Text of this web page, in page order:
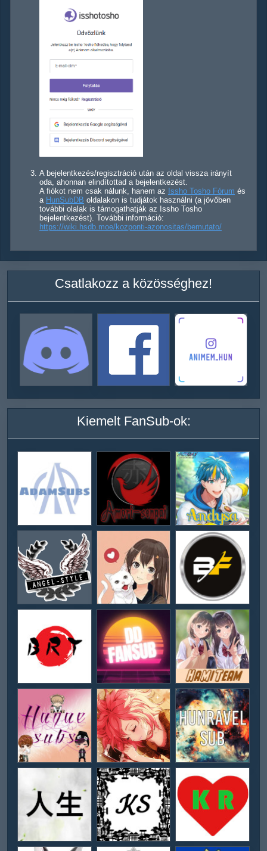
A bejelentkezés/regisztráció után az oldal vissza irányít
oda, ahonnan elindítottad a bejelentkezést.
A fiókot nem csak nálunk, hanem az Issho Tosho Fórum és
a HunSubDB oldalakon is tudjátok használni (a jövőben
további olalak is támogathatják az Issho Tosho
bejelentkezést). További információ:
https://wiki.hsdb.moe/kozponti-azonositas/bemutato/
Csatlakozz a közösséghez!
Kiemelt FanSub-ok: